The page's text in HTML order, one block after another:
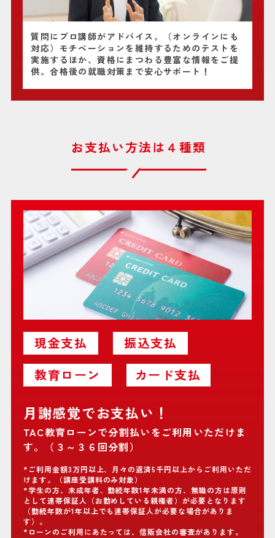
質問にプロ講師がアドバイス。（オンラインにも
対応）モチベーションを維持するためのテストを
実施するほか、資格にまつわる豊富な情報をご提
供。合格後の就職対策まで安心サポート！
お支払い方法は４種類
現金支払
振込支払
教育ローン
カード支払
月謝感覚でお支払い！
TAC教育ローンで分割払いをご利用いただけま
す。（３～３６回分割）
*ご利用金額3万円以上、月々の返済5千円以上からご利用いただ
けます。（講座受講料のみ対象）
*学生の方、未成年者、勤続年数1年未満の方、無職の方は原則
として連帯保証人（お勤めしている親権者）が必要となります
（勤続年数が1年以上でも連帯保証人が必要な場合がありま
す）。
*ローンのご利用にあたっては、信販会社の審査があります。